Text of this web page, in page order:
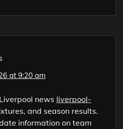
at 9:20 am
news liverpool-
and season results.
information on team